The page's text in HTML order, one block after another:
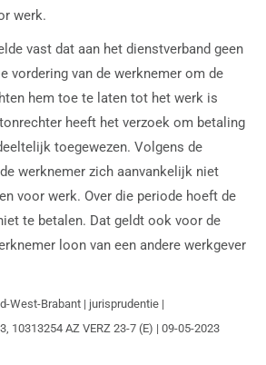
werk.
vast dat aan het dienstverband geen
vordering van de werknemer om de
hem toe te laten tot het werk is
heeft het verzoek om betaling
toegewezen. Volgens de
werknemer zich aanvankelijk niet
voor werk. Over die periode hoeft de
te betalen. Dat geldt ook voor de
loon van een andere werkgever
West-Brabant | jurisprudentie |
10313254 AZ VERZ 23-7 (E) | 09-05-2023